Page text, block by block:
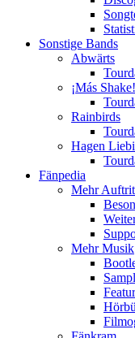
Sonstige Bands
Abwärts
¡Más Shake!
Rainbirds
Hagen
Fänpedia
Mehr
Mehr Musik